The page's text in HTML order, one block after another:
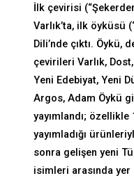
İlk çevirisi
Varlık’ta, ilk öyküsü
Dili’nde çıktı. Öykü,
çevirileri Varlık,
Yeni Edebiyat, Yeni
Argos, Adam Öykü
yayımlandı; özellikle
yayımladığı
sonra gelişen yeni
isimleri arasında yer